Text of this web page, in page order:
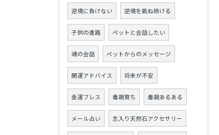
逆境に負けない 逆境を跳ね除ける
子供の進路 ペットと会話したい
魂の会話 ペットからのメッセージ
開運アドバイス 将来が不安
金運ブレス 毒親育ち 毒親あるある
メール占い 念入り天然石アクセサリー